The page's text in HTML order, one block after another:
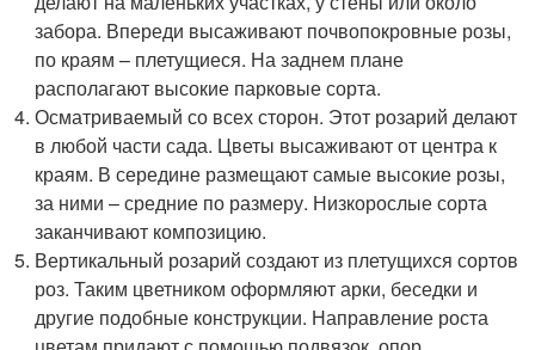
забора. Впереди высаживают почвопокровные розы,
по краям – плетущиеся. На заднем плане
располагают высокие парковые сорта.
Осматриваемый со всех сторон. Этот розарий делают
в любой части сада. Цветы высаживают от центра к
краям. В середине размещают самые высокие розы,
за ними – средние по размеру. Низкорослые сорта
заканчивают композицию.
Вертикальный розарий создают из плетущихся сортов
роз. Таким цветником оформляют арки, беседки и
другие подобные конструкции. Направление роста